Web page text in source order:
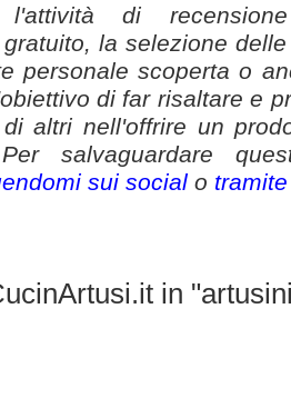
l'attività di
la selezione
personale scoperta o
di far risaltare e
altri nell'offrire un
salvaguardare
sui social o
in